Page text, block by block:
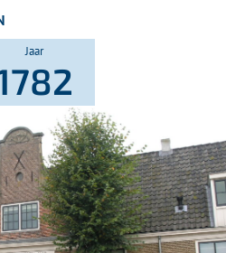
Jaar